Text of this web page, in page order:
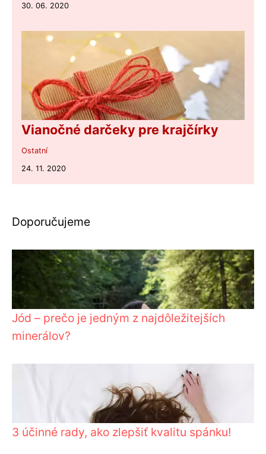
30. 06. 2020
Vianočné darčeky pre krajčírky
Ostatní
24. 11. 2020
Doporučujeme
Jód – prečo je jedným z najdôležitejších
minerálov?
3 účinné rady, ako zlepšiť kvalitu spánku!